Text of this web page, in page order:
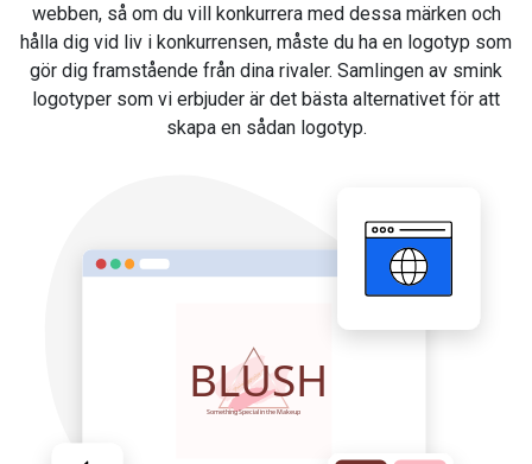
webben, så om du vill konkurrera med dessa märken och
hålla dig vid liv i konkurrensen, måste du ha en logotyp som
gör dig framstående från dina rivaler. Samlingen av smink
logotyper som vi erbjuder är det bästa alternativet för att
skapa en sådan logotyp.